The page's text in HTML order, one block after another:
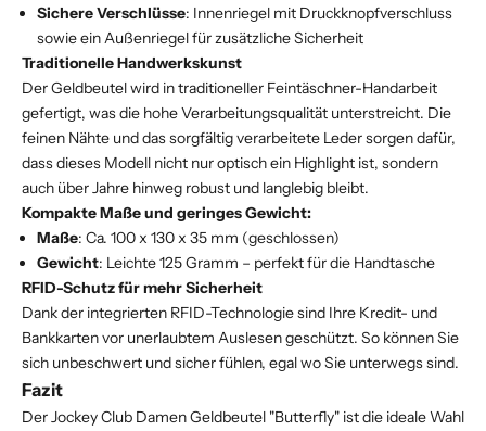
Sichere Verschlüsse: Innenriegel mit Druckknopfverschluss
sowie ein Außenriegel für zusätzliche Sicherheit
Traditionelle Handwerkskunst
Der Geldbeutel wird in traditioneller Feintäschner-Handarbeit
gefertigt, was die hohe Verarbeitungsqualität unterstreicht. Die
feinen Nähte und das sorgfältig verarbeitete Leder sorgen dafür,
dass dieses Modell nicht nur optisch ein Highlight ist, sondern
auch über Jahre hinweg robust und langlebig bleibt.
Kompakte Maße und geringes Gewicht:
Maße: Ca. 100 x 130 x 35 mm (geschlossen)
Gewicht: Leichte 125 Gramm – perfekt für die Handtasche
RFID-Schutz für mehr Sicherheit
Dank der integrierten RFID-Technologie sind Ihre Kredit- und
Bankkarten vor unerlaubtem Auslesen geschützt. So können Sie
sich unbeschwert und sicher fühlen, egal wo Sie unterwegs sind.
Fazit
Der Jockey Club Damen Geldbeutel "Butterfly" ist die ideale Wahl